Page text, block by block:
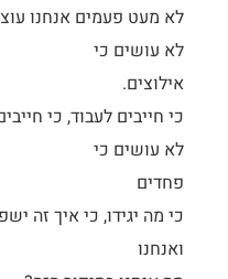
לא מעט פעמים אנחנו
לא עושים כי
אילוצים.
כי חייבים לעבוד, כי
לא עושים כי
פחדים
כי מה יגידו, כי איך זה
ואנחנו